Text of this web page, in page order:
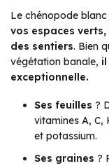
Le chénopode
vos espaces
des sentiers. Bien
végétation banale,
exceptionnelle.
Ses feuilles ?
vitamines A, C,
et potassium.
Ses graines ?